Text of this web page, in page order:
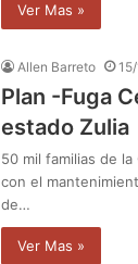
Ver Mas »
Allen Barreto
Plan -Fuga
estado Zulia
50 mil familias de
con el
de…
Ver Mas »